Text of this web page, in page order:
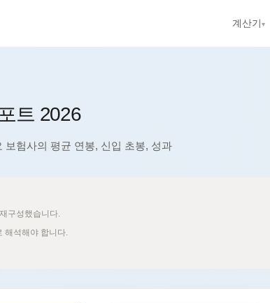
계산기▾
신규
신규
트 2026
험사의 평균 연봉, 신입 초봉, 성과
구성했습니다.
해석해야 합니다.